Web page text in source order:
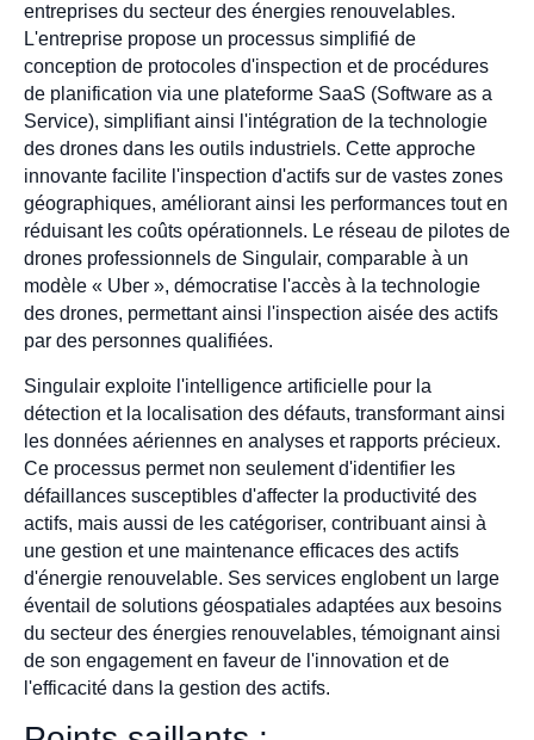
entreprises du secteur des énergies renouvelables.
L'entreprise propose un processus simplifié de
conception de protocoles d'inspection et de procédures
de planification via une plateforme SaaS (Software as a
Service), simplifiant ainsi l'intégration de la technologie
des drones dans les outils industriels. Cette approche
innovante facilite l'inspection d'actifs sur de vastes zones
géographiques, améliorant ainsi les performances tout en
réduisant les coûts opérationnels. Le réseau de pilotes de
drones professionnels de Singulair, comparable à un
modèle « Uber », démocratise l'accès à la technologie
des drones, permettant ainsi l'inspection aisée des actifs
par des personnes qualifiées.
Singulair exploite l'intelligence artificielle pour la
détection et la localisation des défauts, transformant ainsi
les données aériennes en analyses et rapports précieux.
Ce processus permet non seulement d'identifier les
défaillances susceptibles d'affecter la productivité des
actifs, mais aussi de les catégoriser, contribuant ainsi à
une gestion et une maintenance efficaces des actifs
d'énergie renouvelable. Ses services englobent un large
éventail de solutions géospatiales adaptées aux besoins
du secteur des énergies renouvelables, témoignant ainsi
de son engagement en faveur de l'innovation et de
l'efficacité dans la gestion des actifs.